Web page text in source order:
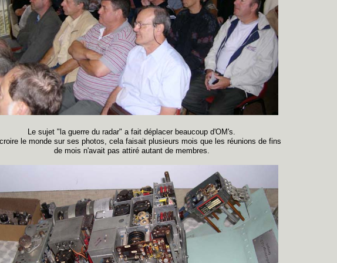
Le sujet "la guerre du radar" a fait déplacer beaucoup d'OM's.
le monde sur ses photos, cela faisait plusieurs mois que les réunions de fins
de mois n'avait pas attiré autant de membres.